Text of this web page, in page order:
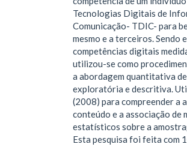
Tecnologias Digitais de
Comunicação- TDIC- para
mesmo e a terceiros. Sendo
competências digitais
utilizou-se como
a abordagem quantitativa
exploratória e descritiva.
(2008) para compreender a
conteúdo e a associação de
estatísticos sobre a
Esta pesquisa foi feita com